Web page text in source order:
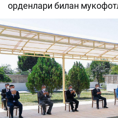
орденлари билан